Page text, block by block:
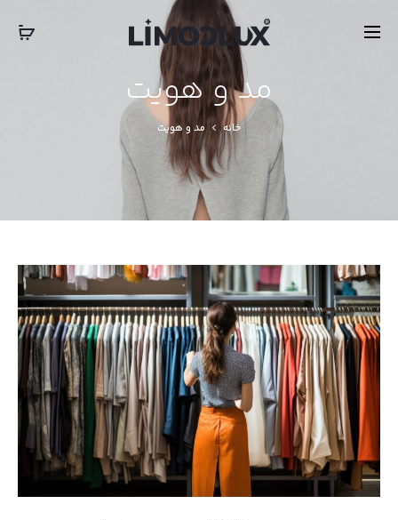
بستن
‎‎ ‎ International Express Shipping: 5-7 Business Days
مد و هویت
خانه مد و هویت